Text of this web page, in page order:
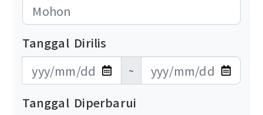
Tanggal Dirilis
發布日期開始
~
發布日期結束
Tanggal Diperbarui